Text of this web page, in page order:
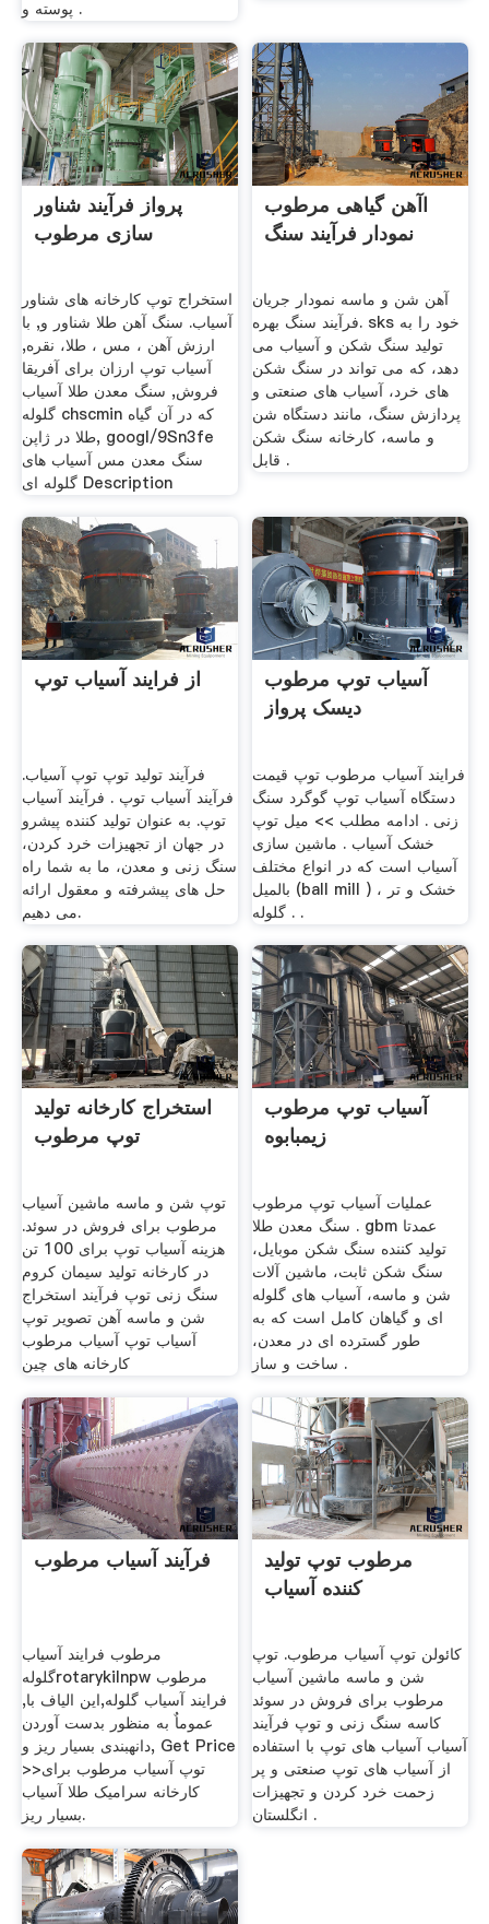
پوسته و .
پرواز فرآیند شناور
سازی مرطوب
استخراج توپ کارخانه های شناور
آسیاب. سنگ آهن طلا شناور و, با
ارزش آهن ، مس ، طلا، نقره,
آسیاب توپ ارزان برای آفریقا
فروش, سنگ معدن طلا آسیاب
گلوله chscmin که در آن گیاه
طلا در ژاپن, googl/9Sn3fe
سنگ معدن مس آسیاب های
گلوله ای Description
اآهن گیاهی مرطوب
نمودار فرآیند سنگ
آهن شن و ماسه نمودار جریان
فرآیند سنگ بهره. sks خود را به
تولید سنگ شکن و آسیاب می
دهد، که می تواند در سنگ شکن
های خرد، آسیاب های صنعتی و
پردازش سنگ، مانند دستگاه شن
و ماسه، کارخانه سنگ شکن
قابل .
از فرایند آسیاب توپ
فرآیند تولید توپ توپ آسیاب.
فرآیند آسیاب توپ . فرآیند آسیاب
توپ. به عنوان تولید کننده پیشرو
در جهان از تجهیزات خرد کردن،
سنگ زنی و معدن، ما به شما راه
حل های پیشرفته و معقول ارائه
می دهیم.
آسیاب توپ مرطوب
دیسک پرواز
فرایند آسیاب مرطوب توپ قیمت
دستگاه آسیاب توپ گوگرد سنگ
زنی . ادامه مطلب >> میل توپ
خشک آسیاب . ماشین سازی
آسیاب است که در انواع مختلف
بالمیل (ball mill ) خشک و تر ،
گلوله . .
استخراج کارخانه تولید
توپ مرطوب
توپ شن و ماسه ماشین آسیاب
مرطوب برای فروش در سوئد.
هزینه آسیاب توپ برای 100 تن
در کارخانه تولید سیمان کروم
سنگ زنی توپ فرآیند استخراج
شن و ماسه آهن تصویر توپ
آسیاب توپ آسیاب مرطوب
کارخانه های چین
آسیاب توپ مرطوب
زیمبابوه
عملیات آسیاب توپ مرطوب
سنگ معدن طلا . gbm عمدتا
تولید کننده سنگ شکن موبایل،
سنگ شکن ثابت، ماشین آلات
شن و ماسه، آسیاب های گلوله
ای و گیاهان کامل است که به
طور گسترده ای در معدن،
ساخت و ساز .
فرآیند آسیاب مرطوب
مرطوب فرایند آسیاب
گلولهrotarykilnpw مرطوب
فرایند آسیاب گلوله,این الیاف با,
عموماٌ به منظور بدست آوردن
دانهبندی بسیار ریز و, Get Price
>>توپ آسیاب مرطوب برای
کارخانه سرامیک طلا آسیاب
بسیار ریز.
مرطوب توپ تولید
کننده آسیاب
کائولن توپ آسیاب مرطوب. توپ
شن و ماسه ماشین آسیاب
مرطوب برای فروش در سوئد
کاسه سنگ زنی و توپ فرآیند
آسیاب آسیاب های توپ با استفاده
از آسیاب های توپ صنعتی و پر
زحمت خرد کردن و تجهیزات
انگلستان .